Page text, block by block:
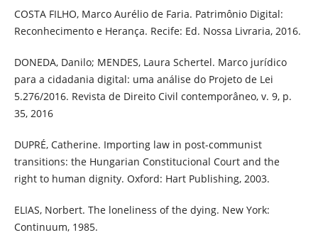
COSTA FILHO, Marco Aurélio de Faria. Patrimônio Digital:
Reconhecimento e Herança. Recife: Ed. Nossa Livraria, 2016.
DONEDA, Danilo; MENDES, Laura Schertel. Marco jurídico
para a cidadania digital: uma análise do Projeto de Lei
5.276/2016. Revista de Direito Civil contemporâneo, v. 9, p.
35, 2016
DUPRÉ, Catherine. Importing law in post-communist
transitions: the Hungarian Constitucional Court and the
right to human dignity. Oxford: Hart Publishing, 2003.
ELIAS, Norbert. The loneliness of the dying. New York:
Continuum, 1985.